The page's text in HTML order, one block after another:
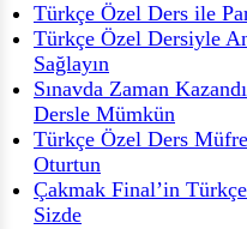
Türkçe Özel Ders ile
Türkçe Özel Dersiyle
Sağlayın
Sınavda Zaman
Dersle Mümkün
Türkçe Özel Ders
Oturtun
Çakmak Final’in
Sizde